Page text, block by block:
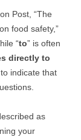
Post, “The
food safety,”
“to” is often
directly to
indicate that
as
your